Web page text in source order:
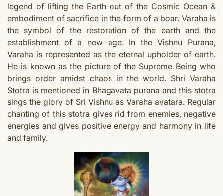
legend of lifting the Earth out of the Cosmic Ocean &
embodiment of sacrifice in the form of a boar. Varaha is
the symbol of the restoration of the earth and the
establishment of a new age. In the Vishnu Purana,
Varaha is represented as the eternal upholder of earth.
He is known as the picture of the Supreme Being who
brings order amidst chaos in the world. Shri Varaha
Stotra is mentioned in Bhagavata purana and this stotra
sings the glory of Sri Vishnu as Varaha avatara. Regular
chanting of this stotra gives rid from enemies, negative
energies and gives positive energy and harmony in life
and family.